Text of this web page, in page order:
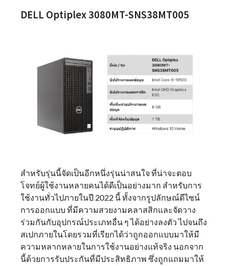
DELL Optiplex 3080MT-SNS38MT005
สำหรับรุ่นนี้จัดเป็นอีกหนึ่งรุ่นน่าสนใจ ที่น่าจะตอบ
โจทย์ผู้ใช้งานหลายคนได้ดีเป็นอย่างมาก สำหรับการ
ใช้งานทั่วไปภายในปี 2022 นี้ ทั้งจากรูปลักษณ์ดีไซน์
การออกแบบ ที่มีความสวยงามคลาสสิกและจัดวาง
ร่วมกันกับอุปกรณ์ประเภทอื่น ๆ ได้อย่างลงตัว ไปจนถึง
สเปกภายในโดยรวมที่เรียกได้ว่าถูกออกแบบมาให้มี
ความหลากหลายในการใช้งานอย่างแท้จริง นอกจาก
นี้ด้วยการรับประกันที่มีประสิทธิภาพ ซึ่งถูกแถมมาให้